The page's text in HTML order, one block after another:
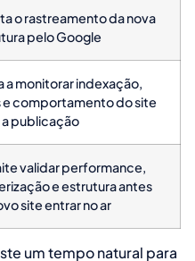
o rastreamento da nova
pelo Google
a monitorar indexação,
e comportamento do site
publicação
validar performance,
e estrutura antes
site entrar no ar
um tempo natural para